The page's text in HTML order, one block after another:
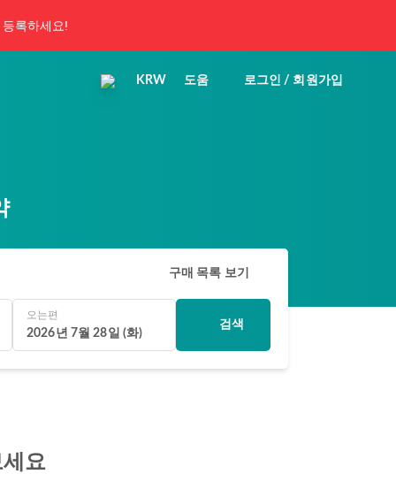
록하세요!
KRW 도움 로그인 / 회원가입
구매 목록 보기
오는편
2026년 7월 28일 (화)
검색
요